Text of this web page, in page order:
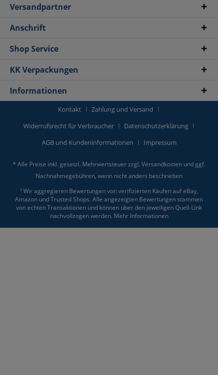
Versandpartner
Anschrift
Shop Service
KK Verpackungen
Informationen
Kontakt
Zahlung und Versand
Widerrufsrecht für Verbraucher
Datenschutzerklärung
AGB und Kundeninformationen
Impressum
* Alle Preise inkl. gesetzl. Mehrwertsteuer zzgl. Versandkosten und ggf.
Nachnahmegebühren, wenn nicht anders beschrieben
¹ Wir aggregieren Bewertungen von verifizierten Käufen auf eBay,
Amazon und Trusted Shops. Alle angezeigten Bewertungen stammen
von echten Transaktionen und können über den jeweiligen Quell-Link
nachvollzogen werden. Mehr Informationen